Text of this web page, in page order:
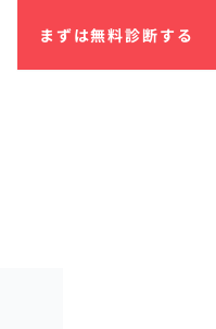
まずは無料診断する